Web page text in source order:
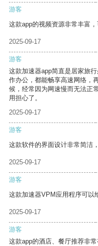
游客
这款app的视频资源非常丰富
2025-09-17
游客
这款加速器app简直是居家旅
作办公，都能畅享高速网络，
候，经常因为网速慢而无法正
用担心了。
2025-09-17
游客
这款软件的界面设计非常简洁
2025-09-17
游客
这款加速器VPM应用程序可以
2025-09-17
游客
这款app的酒店、餐厅推荐非